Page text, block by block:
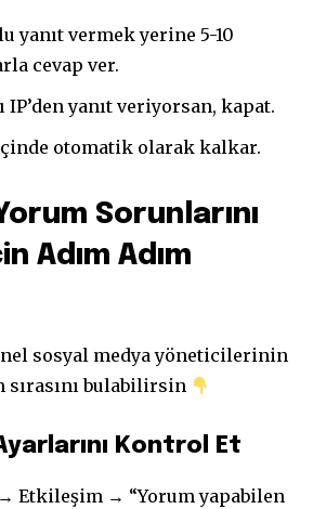
yanıt vermek yerine 5-10
cevap ver.
IP’den yanıt veriyorsan, kapat.
otomatik olarak kalkar.
Sorunlarını
Adım Adım
sosyal medya yöneticilerinin
sırasını bulabilirsin
Kontrol Et
→ “Yorum yapabilen